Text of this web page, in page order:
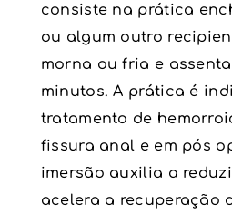
consiste na prática
ou algum outro
morna ou fria e
minutos. A prática é
tratamento de
fissura anal e em pós
imersão auxilia a
acelera a recuperação